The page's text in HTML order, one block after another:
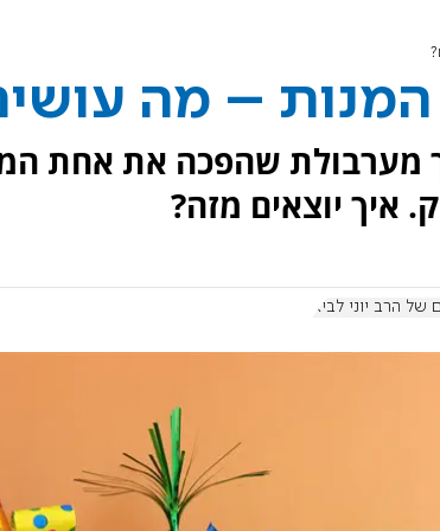
– מה
מערבולת שהפכה את אחת
איך יוצאים מזה?
של הרב יוני לביא